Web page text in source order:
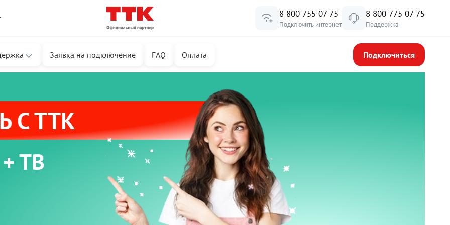
8 800 755 07 75
Подключить интернет
8 800 775 07 75
Поддержка
Заявка на подключение FAQ Оплата Подключиться
С ТТК
ТВ